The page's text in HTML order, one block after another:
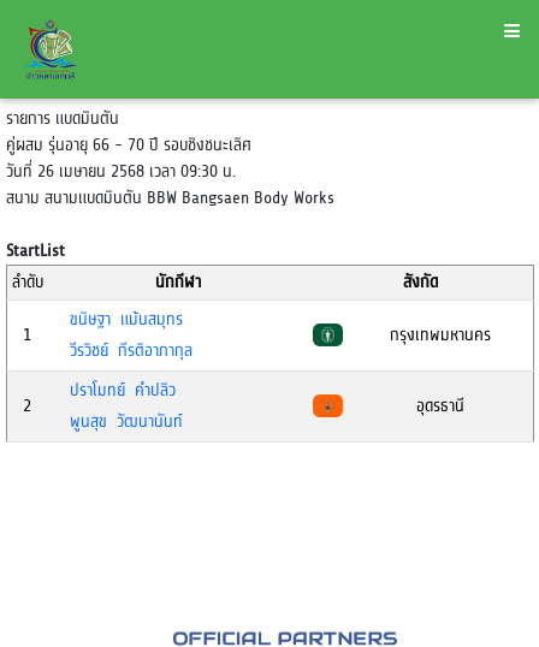
รายการ แบดมินตัน
คู่ผสม รุ่นอายุ 66 - 70 ปี รอบชิงชนะเลิศ
วันที่ 26 เมษายน 2568 เวลา 09:30 น.
สนาม สนามแบดมินตัน BBW Bangsaen Body Works
StartList
ลำดับ
นักกีฬา สังกัด
1
ขนิษฐา แม้นสมุทร
วีรวิชย์ กีรติอาภากุล
กรุงเทพมหานคร
2
ปราโมทย์ คำปลิว
พูนสุข วัฒนานันท์
อุดรธานี